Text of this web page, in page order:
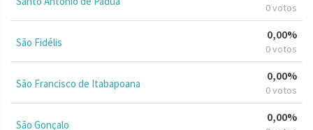
0 votos
São Fidélis
0,00%
0 votos
São Francisco de Itabapoana
0,00%
0 votos
São Gonçalo
0,00%